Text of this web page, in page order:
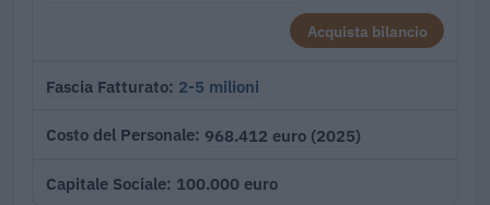
Acquista bilancio
Fascia Fatturato 2-5 milioni
Costo del Personale 968.412 euro (2025)
Capitale Sociale 100.000 euro